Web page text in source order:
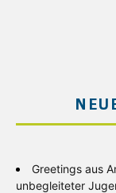
Greetings aus
unbegleiteter